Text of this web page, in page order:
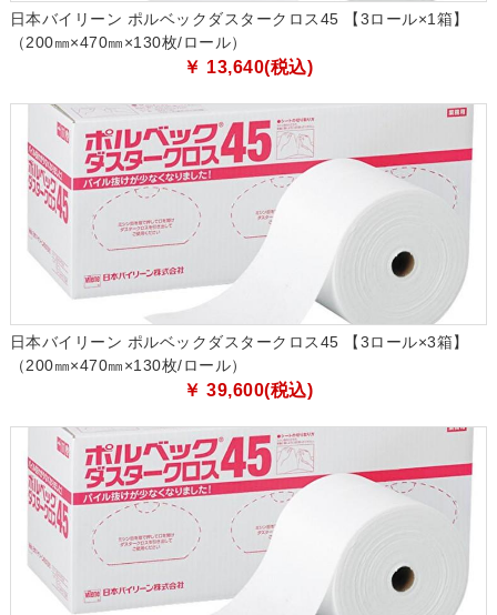
日本バイリーン ポルベックダスタークロス45 【3ロール×1箱】
（200㎜×470㎜×130枚/ロール）
￥ 13,640(税込)
日本バイリーン ポルベックダスタークロス45 【3ロール×3箱】
（200㎜×470㎜×130枚/ロール）
￥ 39,600(税込)